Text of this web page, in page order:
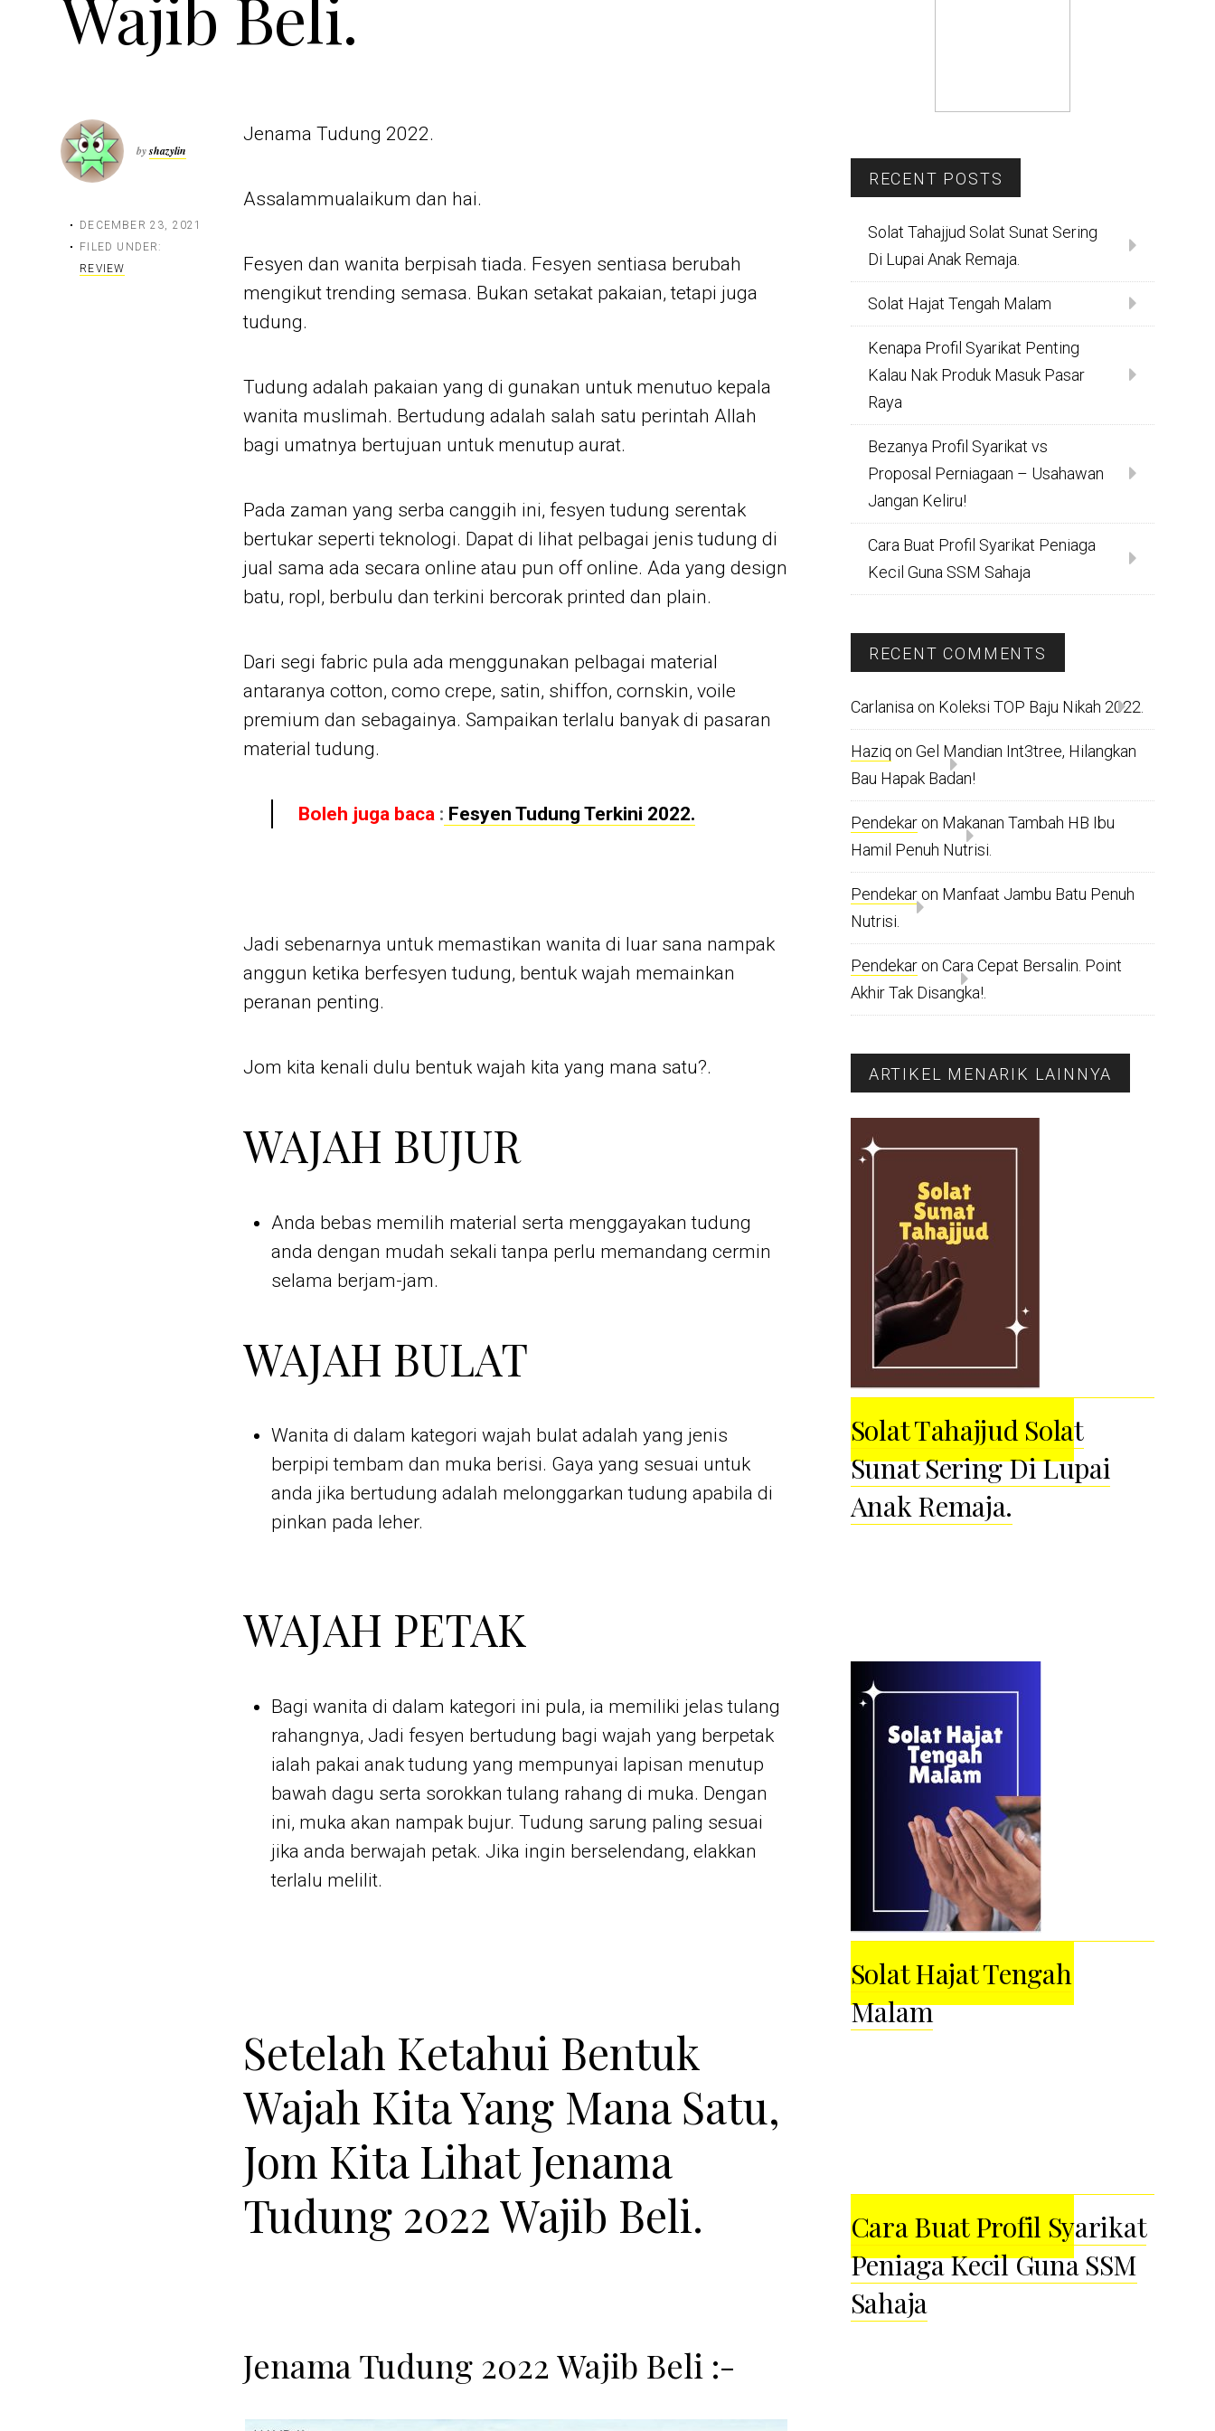
byshazylin
DECEMBER 23, 2021
FILED UNDER:
REVIEW
Jenama Tudung 2022.
Assalammualaikum dan hai.
Fesyen dan wanita berpisah tiada. Fesyen sentiasa berubah
mengikut trending semasa. Bukan setakat pakaian, tetapi juga
tudung.
Tudung adalah pakaian yang di gunakan untuk menutuo kepala
wanita muslimah. Bertudung adalah salah satu perintah Allah
bagi umatnya bertujuan untuk menutup aurat.
Pada zaman yang serba canggih ini, fesyen tudung serentak
bertukar seperti teknologi. Dapat di lihat pelbagai jenis tudung di
jual sama ada secara online atau pun off online. Ada yang design
batu, ropl, berbulu dan terkini bercorak printed dan plain.
Dari segi fabric pula ada menggunakan pelbagai material
antaranya cotton, como crepe, satin, shiffon, cornskin, voile
premium dan sebagainya. Sampaikan terlalu banyak di pasaran
material tudung.
Boleh juga baca : Fesyen Tudung Terkini 2022.
Jadi sebenarnya untuk memastikan wanita di luar sana nampak
anggun ketika berfesyen tudung, bentuk wajah memainkan
peranan penting.
Jom kita kenali dulu bentuk wajah kita yang mana satu?.
WAJAH BUJUR
Anda bebas memilih material serta menggayakan tudung
anda dengan mudah sekali tanpa perlu memandang cermin
selama berjam-jam.
WAJAH BULAT
Wanita di dalam kategori wajah bulat adalah yang jenis
berpipi tembam dan muka berisi. Gaya yang sesuai untuk
anda jika bertudung adalah melonggarkan tudung apabila di
pinkan pada leher.
WAJAH PETAK
Bagi wanita di dalam kategori ini pula, ia memiliki jelas tulang
rahangnya, Jadi fesyen bertudung bagi wajah yang berpetak
ialah pakai anak tudung yang mempunyai lapisan menutup
bawah dagu serta sorokkan tulang rahang di muka. Dengan
ini, muka akan nampak bujur. Tudung sarung paling sesuai
jika anda berwajah petak. Jika ingin berselendang, elakkan
terlalu melilit.
Setelah Ketahui Bentuk
Wajah Kita Yang Mana Satu,
Jom Kita Lihat Jenama
Tudung 2022 Wajib Beli.
Jenama Tudung 2022 Wajib Beli :-
RECENT POSTS
Solat Tahajjud Solat Sunat Sering
Di Lupai Anak Remaja.
Solat Hajat Tengah Malam
Kenapa Profil Syarikat Penting
Kalau Nak Produk Masuk Pasar
Raya
Bezanya Profil Syarikat vs
Proposal Perniagaan – Usahawan
Jangan Keliru!
Cara Buat Profil Syarikat Peniaga
Kecil Guna SSM Sahaja
RECENT COMMENTS
Carlanisa on Koleksi TOP Baju Nikah 2022.
Haziq on Gel Mandian Int3tree, Hilangkan
Bau Hapak Badan!
Pendekaron Makanan Tambah HB Ibu
Hamil Penuh Nutrisi.
Pendekaron Manfaat Jambu Batu Penuh
Nutrisi.
Pendekaron Cara Cepat Bersalin. Point
Akhir Tak Disangka!.
ARTIKEL MENARIK LAINNYA
Solat Tahajjud Solat
Sunat Sering Di Lupai
Anak Remaja.
Solat Hajat Tengah
Malam
Cara Buat Profil Syarikat
Peniaga Kecil Guna SSM
Sahaja